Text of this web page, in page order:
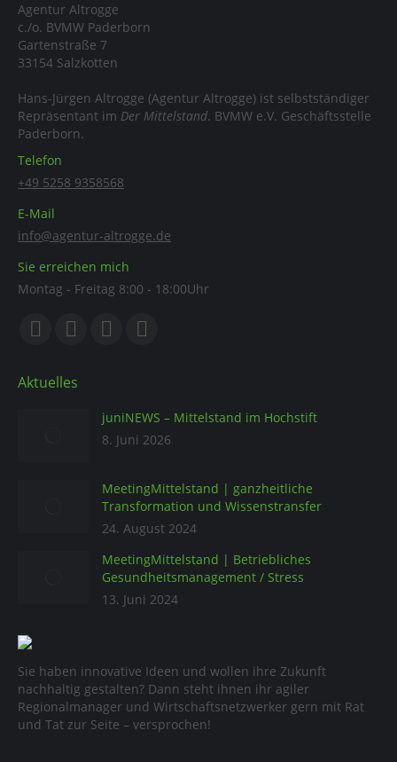
Agentur Altrogge
c./o. BVMW Paderborn
Gartenstraße 7
33154 Salzkotten
Hans-Jürgen Altrogge (Agentur Altrogge) ist selbstständiger
Repräsentant im Der Mittelstand. BVMW e.V. Geschäftsstelle
Paderborn.
Telefon
+49 5258 9358568
E-Mail
info@agentur-altrogge.de
Sie erreichen mich
Montag - Freitag 8:00 - 18:00Uhr
Finden Sie uns auf:
Aktuelles
juniNEWS – Mittelstand im Hochstift
8. Juni 2026
MeetingMittelstand | ganzheitliche
Transformation und Wissenstransfer
24. August 2024
MeetingMittelstand | Betriebliches
Gesundheitsmanagement / Stress
13. Juni 2024
Sie haben innovative Ideen und wollen ihre Zukunft
nachhaltig gestalten? Dann steht ihnen ihr agiler
Regionalmanager und Wirtschaftsnetzwerker gern mit Rat
und Tat zur Seite – versprochen!